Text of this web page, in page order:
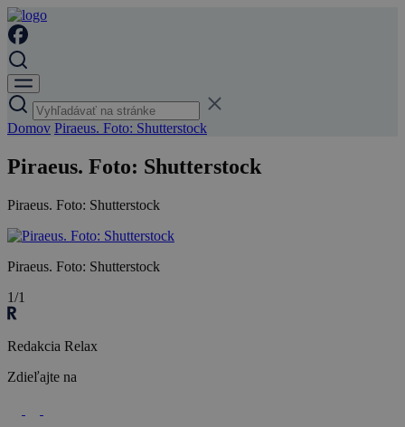
Domov Piraeus. Foto: Shutterstock
Piraeus. Foto: Shutterstock
Piraeus. Foto: Shutterstock
Piraeus. Foto: Shutterstock
1/1
Redakcia Relax
Zdieľajte na